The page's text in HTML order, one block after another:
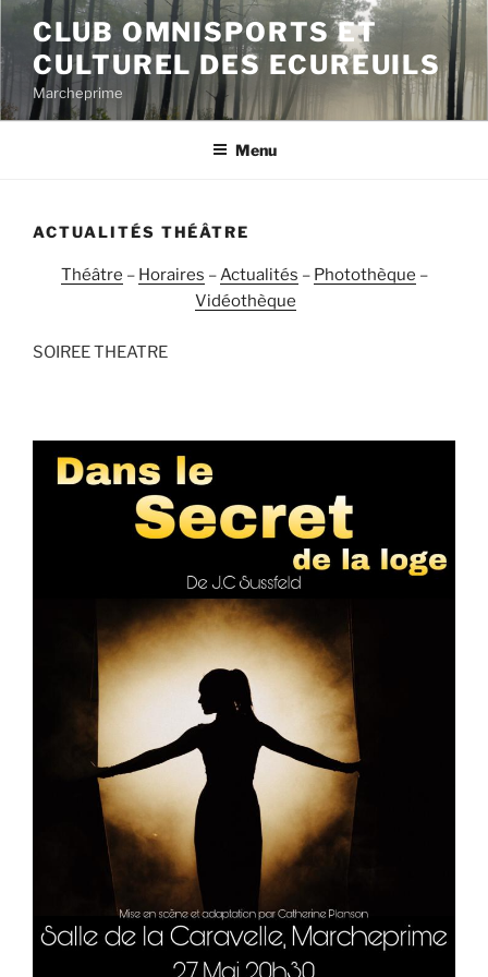
Aller
contenu
principal
CLUB OMNISPORTS ET
CULTUREL DES ECUREUILS
Marcheprime
Menu
ACTUALITÉS THÉÂTRE
Théâtre – Horaires –Actualités – Photothèque –
Vidéothèque
SOIREE THEATRE